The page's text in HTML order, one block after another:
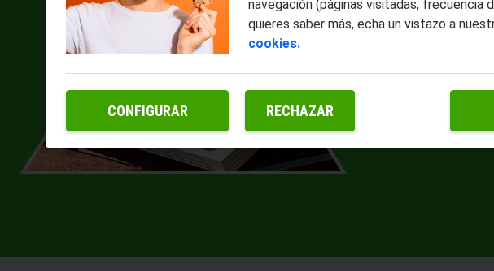
navegación (páginas visitadas, frecuencia
quieres saber más, echa un vistazo a
cookies.
CONFIGURAR RECHAZAR